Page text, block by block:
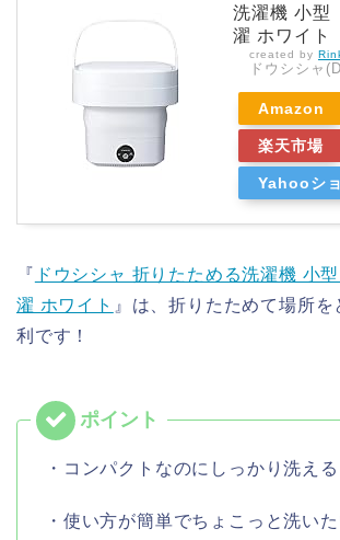
洗濯機 小型
濯 ホワイト
created by
ドウシシャ
Amazon
楽天市場
Yahooシ
『 ドウシシャ 折りたためる洗濯機 小
濯 ホワイト 』は、折りたためて場所を
利です！
・コンパクトなのにしっかり洗える
・使い方が簡単でちょこっと洗い